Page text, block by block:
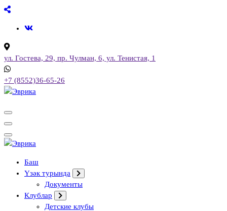
Skip
content
ул. Гостева, 29, пр. Чулман, 6, ул. Тенистая, 1
+7 (8552)36-65-26
Городской культурный центр, г. Набережные Челны
Городской культурный центр, г. Набережные Челны
Баш
Үзәк турында
Документы
Клублар
Детские клубы